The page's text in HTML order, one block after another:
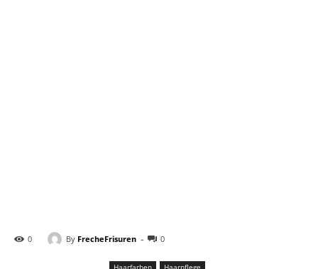
0 By FrecheFrisuren - 0
Haarfarben Haarpflege